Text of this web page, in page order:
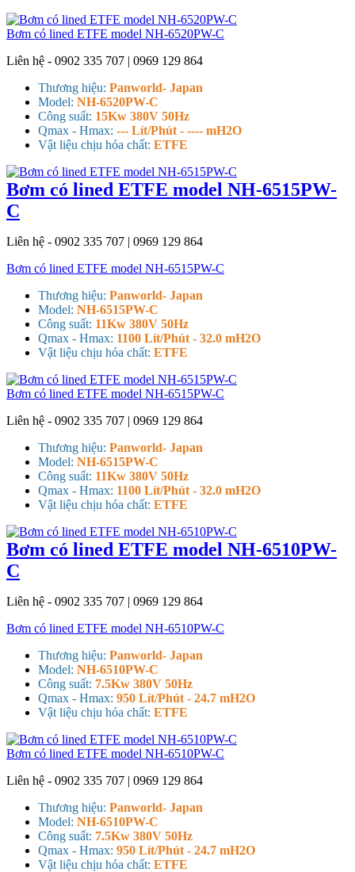
Bơm có lined ETFE model NH-6520PW-C
Liên hệ - 0902 335 707 | 0969 129 864
Thương hiệu: Panworld- Japan
Model: NH-6520PW-C
Công suất: 15Kw 380V 50Hz
Qmax - Hmax: --- Lít/Phút - ---- mH2O
Vật liệu chịu hóa chất: ETFE
Bơm có lined ETFE model NH-6515PW-
C
Liên hệ - 0902 335 707 | 0969 129 864
Bơm có lined ETFE model NH-6515PW-C
Thương hiệu: Panworld- Japan
Model: NH-6515PW-C
Công suất: 11Kw 380V 50Hz
Qmax - Hmax: 1100 Lít/Phút - 32.0 mH2O
Vật liệu chịu hóa chất: ETFE
Bơm có lined ETFE model NH-6515PW-C
Liên hệ - 0902 335 707 | 0969 129 864
Thương hiệu: Panworld- Japan
Model: NH-6515PW-C
Công suất: 11Kw 380V 50Hz
Qmax - Hmax: 1100 Lít/Phút - 32.0 mH2O
Vật liệu chịu hóa chất: ETFE
Bơm có lined ETFE model NH-6510PW-
C
Liên hệ - 0902 335 707 | 0969 129 864
Bơm có lined ETFE model NH-6510PW-C
Thương hiệu: Panworld- Japan
Model: NH-6510PW-C
Công suất: 7.5Kw 380V 50Hz
Qmax - Hmax: 950 Lít/Phút - 24.7 mH2O
Vật liệu chịu hóa chất: ETFE
Bơm có lined ETFE model NH-6510PW-C
Liên hệ - 0902 335 707 | 0969 129 864
Thương hiệu: Panworld- Japan
Model: NH-6510PW-C
Công suất: 7.5Kw 380V 50Hz
Qmax - Hmax: 950 Lít/Phút - 24.7 mH2O
Vật liệu chịu hóa chất: ETFE